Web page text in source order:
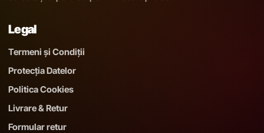
Legal
Termeni și Condiții
Protecția Datelor
Politica Cookies
Livrare & Retur
Formular retur